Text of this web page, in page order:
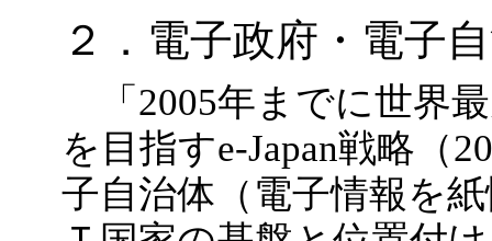
２．電子政府・電子
「2005年までに世界
を目指すe-Japan戦略（
子自治体（電子情報を